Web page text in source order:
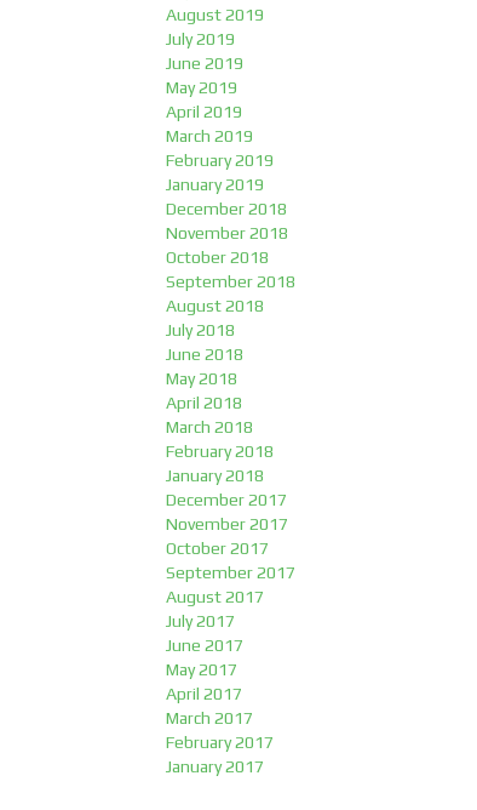
August 2019
July 2019
June 2019
May 2019
April 2019
March 2019
February 2019
January 2019
December 2018
November 2018
October 2018
September 2018
August 2018
July 2018
June 2018
May 2018
April 2018
March 2018
February 2018
January 2018
December 2017
November 2017
October 2017
September 2017
August 2017
July 2017
June 2017
May 2017
April 2017
March 2017
February 2017
January 2017